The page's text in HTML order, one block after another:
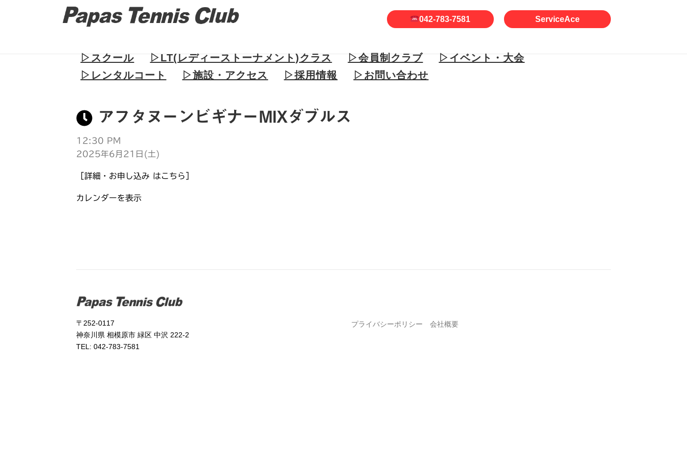
042-783-7581 ServiceAce
▷スクール ▷LT(レディーストーナメント)クラス ▷会員制クラブ
▷イベント・大会
▷レンタルコート
▷施設・アクセス ▷採用情報 ▷お問い合わせ
アフタヌーンビギナーMIXダブルス
12:30 PM
2025年6月21日(土)
［詳細・お申し込み はこちら］
カレンダーを表示
〒252-0117
神奈川県 相模原市 緑区 中沢 222-2
TEL: 042-783-7581
プライバシーポリシー 会社概要